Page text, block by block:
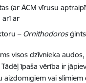
(ar ĀCM vīrusu
arī ar
– Ornithodorosģints
visos dzīvnieka
īpaša vērība ir
vai